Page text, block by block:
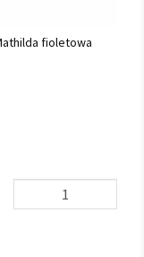
fioletowa